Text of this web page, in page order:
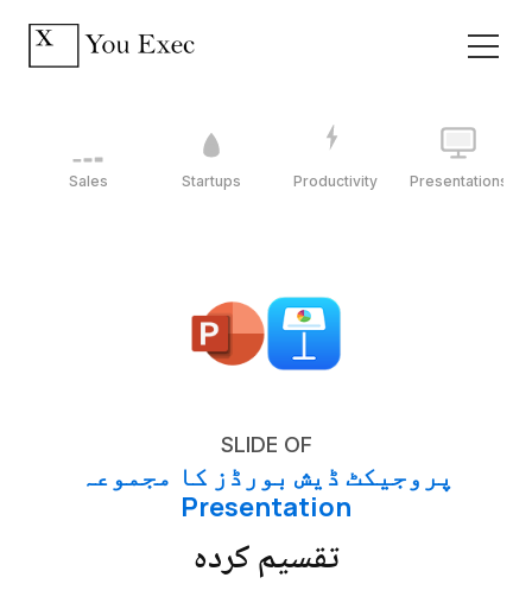
Sales Startups Productivity Presentations
SLIDE OF
پروجیکٹ ڈیش بورڈز کا مجموعہ
Presentation
تقسیم کردہ